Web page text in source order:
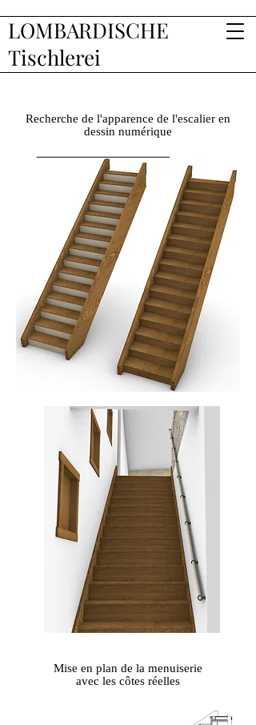
LOMBARDISCHE
Tischlerei
Recherche de l'apparence de l'escalier en
dessin numérique
Mise en plan de la menuiserie
avec les côtes réelles